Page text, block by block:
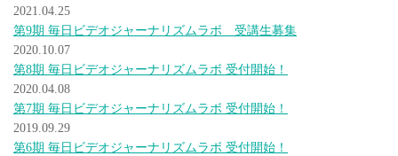
2021.04.25
第9期 毎日ビデオジャーナリズムラボ 受講生募集
2020.10.07
第8期 毎日ビデオジャーナリズムラボ 受付開始！
2020.04.08
第7期 毎日ビデオジャーナリズムラボ 受付開始！
2019.09.29
第6期 毎日ビデオジャーナリズムラボ 受付開始！